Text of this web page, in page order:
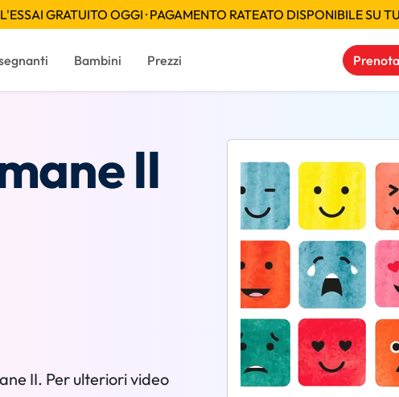
GRATUITO OGGI · PAGAMENTO RATEATO DISPONIBILE SU
Bambini Prezzi
II
II. Per ulteriori video